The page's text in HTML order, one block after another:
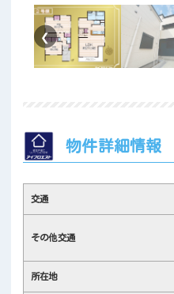
❮
物件詳細情報
交通
その他交通
所在地